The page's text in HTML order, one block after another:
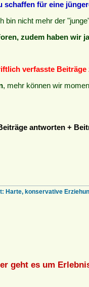
schaffen für eine
bin nicht mehr der
zudem haben wir
verfasste
, mehr können wir
antworten +
Harte, konservative
geht es um